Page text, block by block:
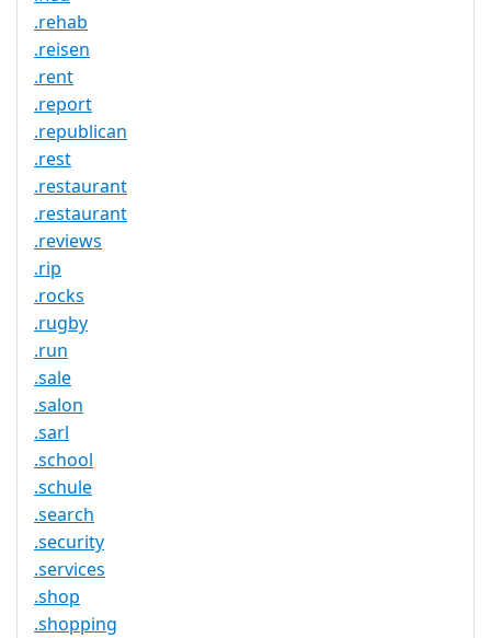
.rehab
.reisen
.rent
.report
.republican
.rest
.restaurant
.restaurant
.reviews
.rip
.rocks
.rugby
.run
.sale
.salon
.sarl
.school
.schule
.search
.security
.services
.shop
.shopping